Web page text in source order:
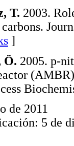
T. 2003.
]
Ö. 2005. p-
de 2011
5 de